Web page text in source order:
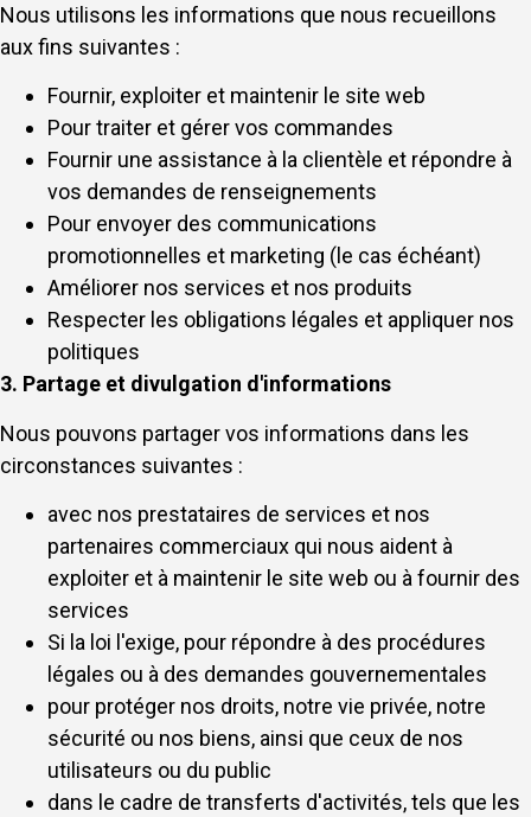
Nous utilisons les informations que nous recueillons
aux fins suivantes :
Fournir, exploiter et maintenir le site web
Pour traiter et gérer vos commandes
Fournir une assistance à la clientèle et répondre à
vos demandes de renseignements
Pour envoyer des communications
promotionnelles et marketing (le cas échéant)
Améliorer nos services et nos produits
Respecter les obligations légales et appliquer nos
politiques
3. Partage et divulgation d'informations
Nous pouvons partager vos informations dans les
circonstances suivantes :
avec nos prestataires de services et nos
partenaires commerciaux qui nous aident à
exploiter et à maintenir le site web ou à fournir des
services
Si la loi l'exige, pour répondre à des procédures
légales ou à des demandes gouvernementales
pour protéger nos droits, notre vie privée, notre
sécurité ou nos biens, ainsi que ceux de nos
utilisateurs ou du public
dans le cadre de transferts d'activités, tels que les